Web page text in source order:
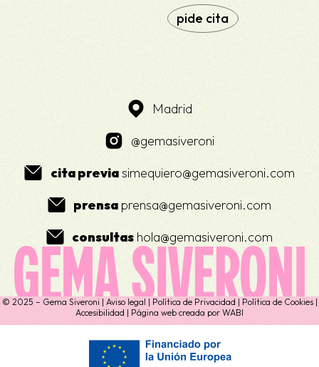
pide cita
Madrid
@gemasiveroni
cita previasimequiero@gemasiveroni.com
prensa prensa@gemasiveroni.com
consultas hola@gemasiveroni.com
© 2025 – Gema Siveroni | Aviso legal | Política de Privacidad | Política de Cookies|
Accesibilidad | Página web creada por WABI